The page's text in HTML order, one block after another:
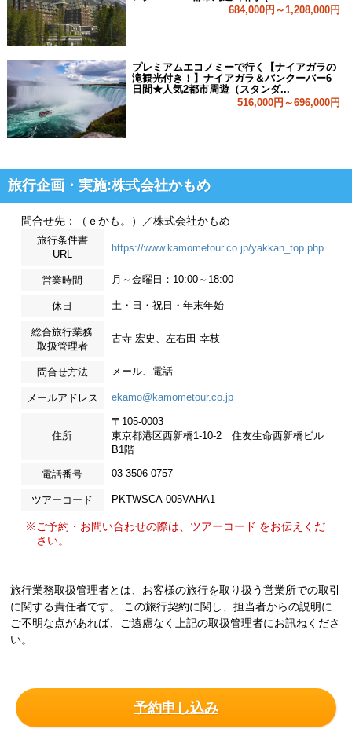
684,000円～1,208,000円
プレミアムエコノミーで行く【ナイアガラの
滝観光付き！】ナイアガラ＆バンクーバー6
日間★人気2都市周遊（スタンダ...
516,000円～696,000円
旅行企画・実施:株式会社かもめ
問合せ先：（ｅかも。）／株式会社かもめ
旅行条件書
URL
https://www.kamometour.co.jp/yakkan_top.php
営業時間 月～金曜日：10:00～18:00
休日 土・日・祝日・年末年始
総合旅行業務
取扱管理者
古寺 宏史、左右田 幸枝
問合せ方法 メール、電話
メールアドレス ekamo@kamometour.co.jp
住所
〒105-0003
東京都港区西新橋1-10-2 住友生命西新橋ビル
B1階
電話番号 03-3506-0757
ツアーコード PKTWSCA-005VAHA1
※ご予約・お問い合わせの際は、ツアーコード をお伝えくだ
さい。
旅行業務取扱管理者とは、お客様の旅行を取り扱う営業所での取引
に関する責任者です。 この旅行契約に関し、担当者からの説明に
ご不明な点があれば、ご遠慮なく上記の取扱管理者にお訊ねくださ
い。
予約申し込み